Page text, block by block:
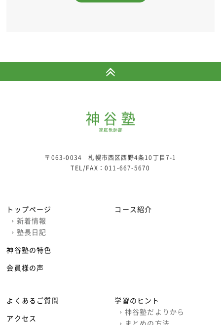
〒063-0034 札幌市西区西野4条10丁目7-1
TEL/FAX：011-667-5670
トップページ
› 新着情報
› 塾長日記
神谷塾の特色
会員様の声
コース紹介
よくあるご質問
アクセス
学習のヒント
› 神谷塾だよりから
› まとめの方法